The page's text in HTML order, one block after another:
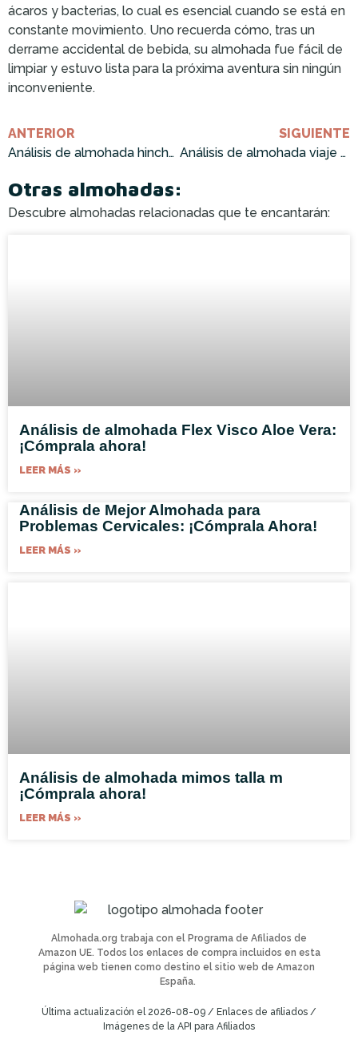
ácaros y bacterias, lo cual es esencial cuando se está en
constante movimiento. Uno recuerda cómo, tras un
derrame accidental de bebida, su almohada fue fácil de
limpiar y estuvo lista para la próxima aventura sin ningún
inconveniente.
ANTERIOR
Análisis de almohada hinchable viaje: ¡Cómprala ahora!
SIGUIENTE
Análisis de almohada viaje Tiger: ¡Cómprala ahora!
Otras almohadas:
Descubre almohadas relacionadas que te encantarán:
Análisis de almohada Flex Visco Aloe Vera:
¡Cómprala ahora!
LEER MÁS »
Análisis de Mejor Almohada para
Problemas Cervicales: ¡Cómprala Ahora!
LEER MÁS »
Análisis de almohada mimos talla m
¡Cómprala ahora!
LEER MÁS »
Almohada.org trabaja con el Programa de Afiliados de
Amazon UE. Todos los enlaces de compra incluidos en esta
página web tienen como destino el sitio web de Amazon
España.
Última actualización el 2026-08-09 / Enlaces de afiliados /
Imágenes de la API para Afiliados